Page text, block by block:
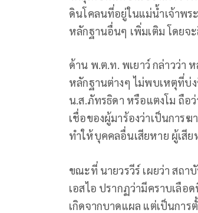
ดินโคลนที่อยู่ในแม่น้ำเจ้าพร
หลักฐานอื่นๆ ​เพิ่มเติม โดยจ
ด้าน พ.ต.ท. พเยาว์​ กล่าวว่า​
หลักฐานต่างๆ​ ไม่พบเหตุที่บ่ง
น.ส.ภัทรธิดา​ หรือแตงโม ถือ
เชื่อของผู้มาร้องว่าเป็นการ
ทำให้บุคคลอื่นเสียหาย​ ผู้เสีย
ขณะที่ นายวรวีร์ เผยว่า สถา
เอสไอ ปรากฏว่ามีคราบเลือ
เกิดจากบาดแผล แต่เป็นการ